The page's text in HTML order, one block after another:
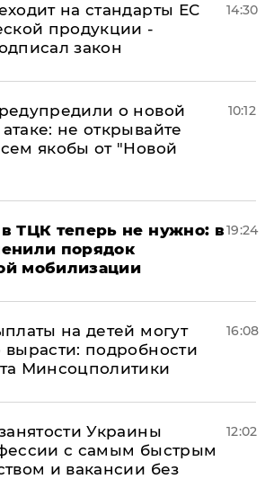
на стандарты ЕС
продукции -
закон
14:30
о новой
не открывайте
якобы от "Новой
10:12
ТЦК теперь не нужно: в
порядок
мобилизации
19:24
на детей могут
подробности
Минсоцполитики
16:08
Украины
с самым быстрым
и вакансии без
12:02